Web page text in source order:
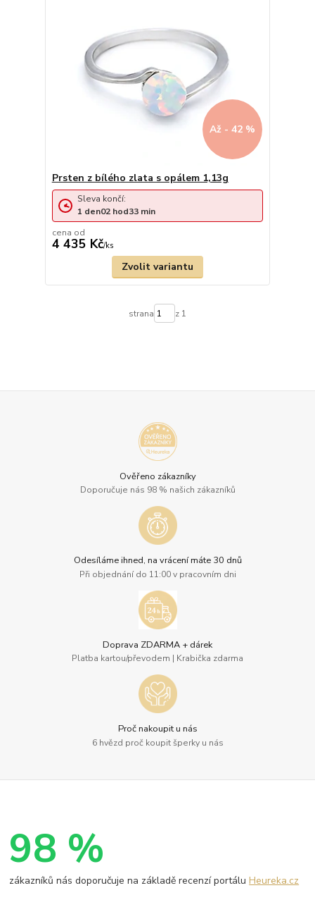
Až - 42 %
Prsten z bílého zlata s opálem 1,13g
cena od
4 435 Kč/ks
Sleva končí:
1 den02 hod33 min
Zvolit variantu
strana z 1
Ověřeno zákazníky
Doporučuje nás 98 % našich zákazníků
Odesíláme ihned, na vrácení máte 30 dnů
Při objednání do 11:00 v pracovním dni
Doprava ZDARMA + dárek
Platba kartou/převodem | Krabička zdarma
Proč nakoupit u nás
6 hvězd proč koupit šperky u nás
98 %
zákazníků nás doporučuje na základě recenzí portáluHeureka.cz